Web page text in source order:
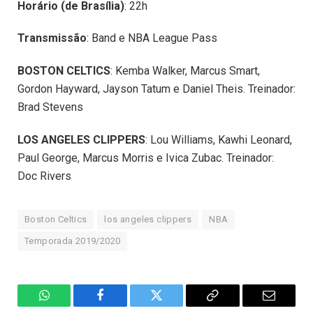
Horário (de Brasília): 22h
Transmissão: Band e NBA League Pass
BOSTON CELTICS: Kemba Walker, Marcus Smart,
Gordon Hayward, Jayson Tatum e Daniel Theis. Treinador:
Brad Stevens
LOS ANGELES CLIPPERS: Lou Williams, Kawhi Leonard,
Paul George, Marcus Morris e Ivica Zubac. Treinador:
Doc Rivers
Boston Celtics los angeles clippers NBA
Temporada 2019/2020
WhatsAppFacebook Twitter
Copiar
E-